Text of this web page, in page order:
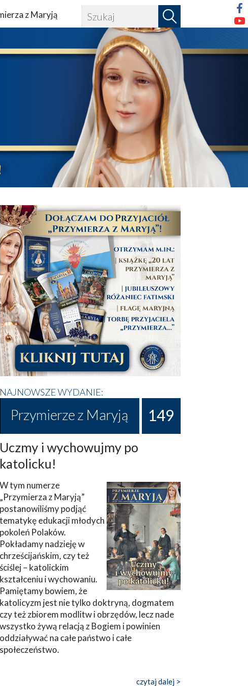
z Maryją
NAJNOWSZE WYDANIE:
Przymierze z Maryją 149
Uczmy i wychowujmy po
katolicku!
W tym numerze
„Przymierza z Maryją”
postanowiliśmy podjąć
tematykę edukacji młodych
pokoleń Polaków.
Pokładamy nadzieję w
chrześcijańskim, czy też
ściślej – katolickim
kształceniu i wychowaniu.
Pamiętamy bowiem, że
katolicyzm jest nie tylko doktryną, dogmatem
czy też zbiorem modlitw i obrzędów, lecz nade
wszystko żywą relacją z Bogiem i powinien
oddziaływać na całe państwo i całe
społeczeństwo.
czytaj dalej >